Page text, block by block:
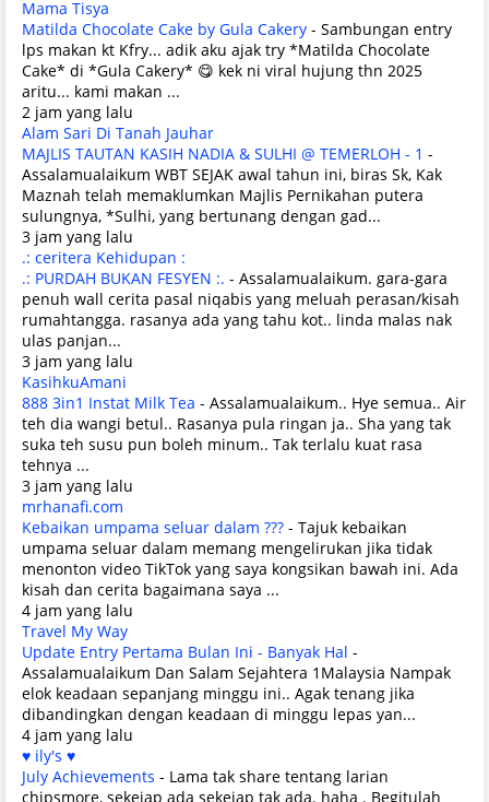
Mama Tisya
Matilda Chocolate Cake by Gula Cakery - Sambungan entry
lps makan kt Kfry... adik aku ajak try *Matilda Chocolate
Cake* di *Gula Cakery* 😋 kek ni viral hujung thn 2025
aritu... kami makan ...
2 jam yang lalu
Alam Sari Di Tanah Jauhar
MAJLIS TAUTAN KASIH NADIA & SULHI @ TEMERLOH - 1 -
Assalamualaikum WBT SEJAK awal tahun ini, biras Sk, Kak
Maznah telah memaklumkan Majlis Pernikahan putera
sulungnya, *Sulhi, yang bertunang dengan gad...
3 jam yang lalu
.: ceritera Kehidupan :
.: PURDAH BUKAN FESYEN :. - Assalamualaikum. gara-gara
penuh wall cerita pasal niqabis yang meluah perasan/kisah
rumahtangga. rasanya ada yang tahu kot.. linda malas nak
ulas panjan...
3 jam yang lalu
KasihkuAmani
888 3in1 Instat Milk Tea - Assalamualaikum.. Hye semua.. Air
teh dia wangi betul.. Rasanya pula ringan ja.. Sha yang tak
suka teh susu pun boleh minum.. Tak terlalu kuat rasa
tehnya ...
3 jam yang lalu
mrhanafi.com
Kebaikan umpama seluar dalam ??? - Tajuk kebaikan
umpama seluar dalam memang mengelirukan jika tidak
menonton video TikTok yang saya kongsikan bawah ini. Ada
kisah dan cerita bagaimana saya ...
4 jam yang lalu
Travel My Way
Update Entry Pertama Bulan Ini - Banyak Hal -
Assalamualaikum Dan Salam Sejahtera 1Malaysia Nampak
elok keadaan sepanjang minggu ini.. Agak tenang jika
dibandingkan dengan keadaan di minggu lepas yan...
4 jam yang lalu
♥ ily's ♥
July Achievements - Lama tak share tentang larian
chipsmore, sekejap ada sekejap tak ada. haha . Begitulah